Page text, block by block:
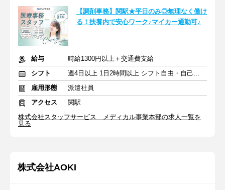
【調剤事務】関駅★平日のみ◎無理なく働け
る！扶養内で安心ワーク♪マイカー通勤可♪
給与
時給1300円以上＋交通費支給
シフト
週4日以上 1日2時間以上 シフト自由・自己申告
雇用形態
派遣社員
アクセス
関駅
株式会社スタッフサービス メディカル事業本部の求人一覧を
見る
株式会社AOKI